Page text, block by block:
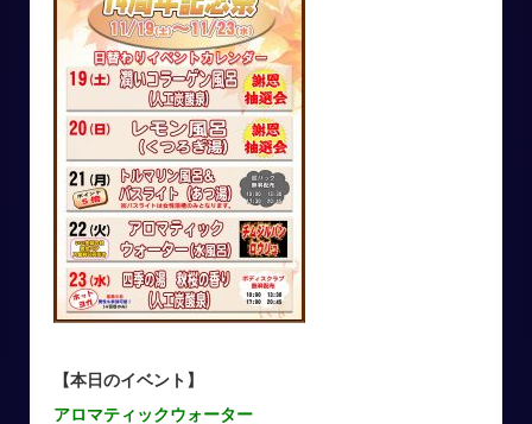
【本日のイベント】
アロマティックウォーター